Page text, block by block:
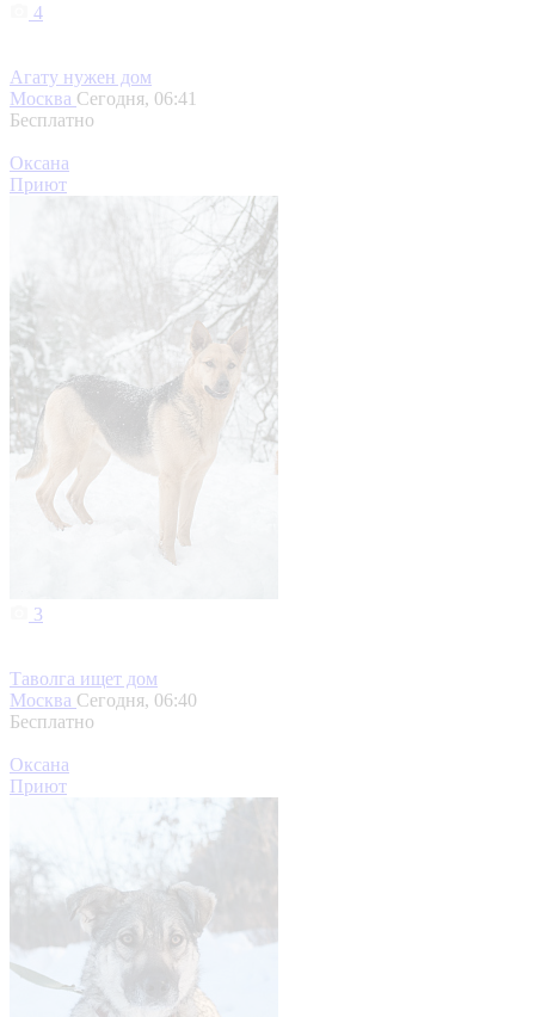
4
Агату нужен дом
Москва Сегодня, 06:41
Бесплатно
Оксана
Приют
3
Таволга ищет дом
Москва Сегодня, 06:40
Бесплатно
Оксана
Приют